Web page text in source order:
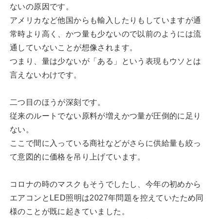
ないの原因です。
アメリカなど他国からも輸入したりもしていますが通
常時より高く、かつ量も少ないので以前のようには流
通していないことが想像されます。
つまり、量は少ないが「ある」という表現もウソとは
言えないわけです。
二つ目のほうが深刻です。
従来のルートでない原料が増えかつ量が圧倒的に足り
ない。
ここで間に入っている商社などがさらに供給量も絞っ
て意図的に価格を吊り上げています。
コロナの時のマスクもそうでしたし、今年の初めから
エアコンとLED照明は2027年問題を控えていたため同
様のことが既に起きていました。